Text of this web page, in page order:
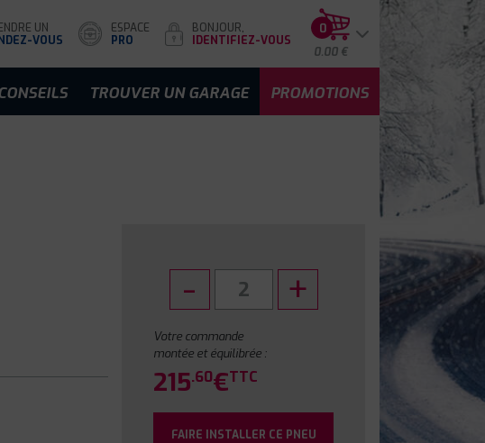
UN
VOUS
ESPACE
PRO
BONJOUR,
IDENTIFIEZ-VOUS
0
0.00 €
TROUVER UN GARAGE PROMOTIONS
Votre commande
montée et équilibrée :
215.60€TTC
FAIRE INSTALLER CE PNEU